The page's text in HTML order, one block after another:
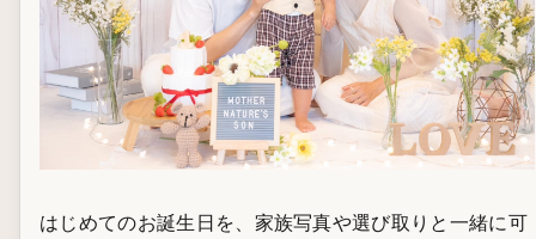
はじめてのお誕生日を、家族写真や選び取りと一緒に可